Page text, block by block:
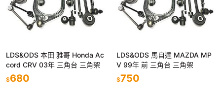
LDS&ODS 本田 雅哥 Honda Ac
cord CRV 03年 三角台 三角架
$680
LDS&ODS 馬自達 MAZDA MP
V 99年 前 三角台 三角架
$750